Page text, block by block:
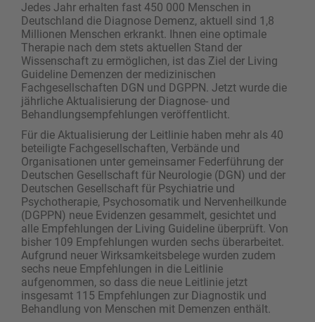
Jedes Jahr erhalten fast 450 000 Menschen in
Deutschland die Diagnose Demenz, aktuell sind 1,8
Millionen Menschen erkrankt. Ihnen eine optimale
Therapie nach dem stets aktuellen Stand der
Wissenschaft zu ermöglichen, ist das Ziel der Living
Guideline Demenzen der medizinischen
Fachgesellschaften DGN und DGPPN. Jetzt wurde die
jährliche Aktualisierung der Diagnose- und
Behandlungsempfehlungen veröffentlicht.
Für die Aktualisierung der Leitlinie haben mehr als 40
beteiligte Fachgesellschaften, Verbände und
Organisationen unter gemeinsamer Federführung der
Deutschen Gesellschaft für Neurologie (DGN) und der
Deutschen Gesellschaft für Psychiatrie und
Psychotherapie, Psychosomatik und Nervenheilkunde
(DGPPN) neue Evidenzen gesammelt, gesichtet und
alle Empfehlungen der Living Guideline überprüft. Von
bisher 109 Empfehlungen wurden sechs überarbeitet.
Aufgrund neuer Wirksamkeitsbelege wurden zudem
sechs neue Empfehlungen in die Leitlinie
aufgenommen, so dass die neue Leitlinie jetzt
insgesamt 115 Empfehlungen zur Diagnostik und
Behandlung von Menschen mit Demenzen enthält.